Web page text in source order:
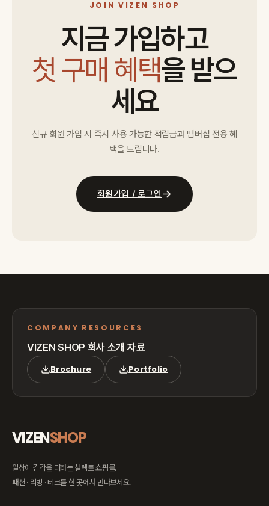
JOIN VIZEN SHOP
지금 가입하고
첫 구매 혜택을 받으
세요
신규 회원 가입 시 즉시 사용 가능한 적립금과 멤버십 전용 혜
택을 드립니다.
회원가입 / 로그인
COMPANY RESOURCES
VIZEN SHOP 회사 소개 자료
Brochure Portfolio
VIZENSHOP
일상에 감각을 더하는 셀렉트 쇼핑몰.
패션 · 리빙 · 테크를 한 곳에서 만나보세요.